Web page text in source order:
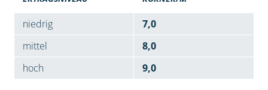
niedrig
7,0
mittel
8,0
hoch
9,0